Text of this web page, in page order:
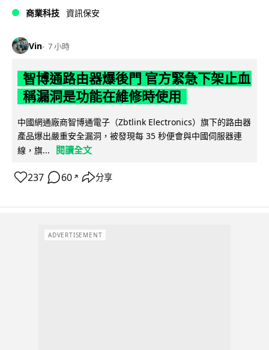
商業科技 資訊保安
Vin 7 小時
智博通路由器爆後門 官方緊急下架止血
稱漏洞是功能在維修時使用
中國網通廠商智博通電子（Zbtlink Electronics）旗下的路由器
產品爆出嚴重安全漏洞，被發現每 35 秒便會與中國伺服器連
線，旗...
閱讀全文
237 60 ↗ 分享
ADVERTISEMENT